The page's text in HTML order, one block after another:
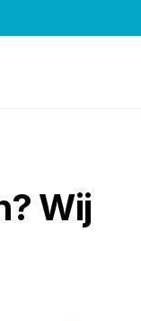
Wij